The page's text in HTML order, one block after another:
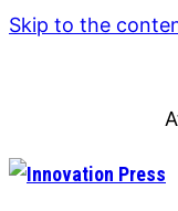
Skip to the